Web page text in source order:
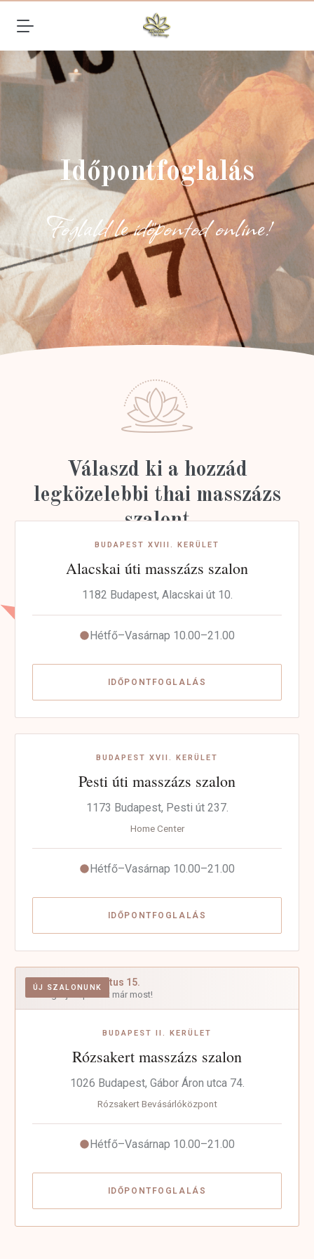
Időpontfoglalás
Foglald le időpontod online!
Válaszd ki a hozzád
legközelebbi thai masszázs
szalont
BUDAPEST XVIII. KERÜLET
Alacskai úti masszázs szalon
1182 Budapest, Alacskai út 10.
Hétfő–Vasárnap 10.00–21.00
IDŐPONTFOGLALÁS
BUDAPEST XVII. KERÜLET
Pesti úti masszázs szalon
1173 Budapest, Pesti út 237.
Home Center
Hétfő–Vasárnap 10.00–21.00
IDŐPONTFOGLALÁS
ÚJ SZALONUNK
Nyitás: augusztus 15.
Foglalj időpontot már most!
BUDAPEST II. KERÜLET
Rózsakert masszázs szalon
1026 Budapest, Gábor Áron utca 74.
Rózsakert Bevásárlóközpont
Hétfő–Vasárnap 10.00–21.00
IDŐPONTFOGLALÁS